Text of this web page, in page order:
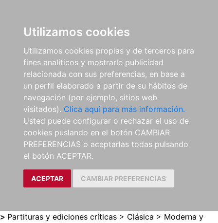
Utilizamos cookies
Utilizamos cookies propias y de terceros para
fines analíticos y mostrarle publicidad
relacionada con sus preferencias, en base a
un perfil elaborado a partir de su hábitos de
navegación (por ejemplo, sitios web
visitados). Clica aquí para más información.
Usted puede configurar o rechazar el uso de
cookies puslando en el botón CAMBIAR
PREFERENCIAS o aceptarlas todas pulsando
el botón ACEPTAR.
ACEPTAR CAMBIAR PREFERENCIAS
> Partituras y ediciones críticas > Clásica > Moderna y